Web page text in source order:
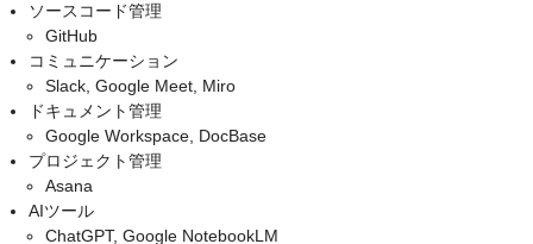
ソースコード管理
GitHub
コミュニケーション
Slack, Google Meet, Miro
ドキュメント管理
Google Workspace, DocBase
プロジェクト管理
Asana
AIツール
ChatGPT, Google NotebookLM